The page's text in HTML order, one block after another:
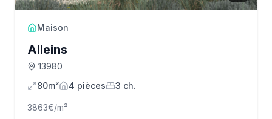
Maison
Alleins
13980
80m²
4 pièces 3 ch.
3863€/m²